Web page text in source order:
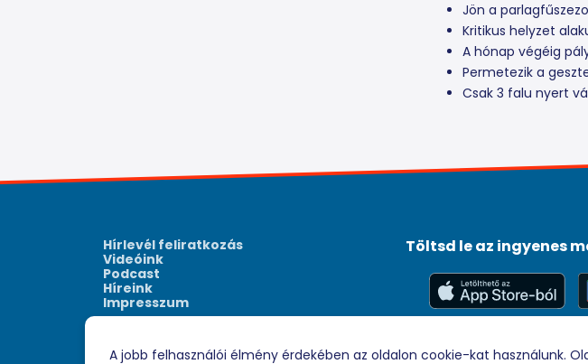
Jön a
Kritikus helyzet
A hónap végéig
Permetezik a
Csak 3 falu nyert
Hírlevél feliratkozás
Videóink
Podcast
Híreink
Impresszum
Töltsd le az ingyenes
A jobb felhasználói élmény érdekében az oldalon cookie-kat használunk.